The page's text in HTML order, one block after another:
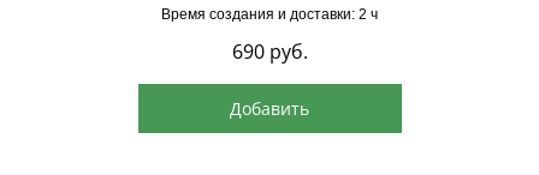
Время создания и доставки: 2 ч
690 руб.
Добавить